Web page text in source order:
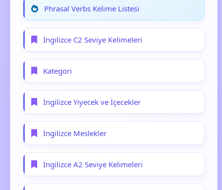
Phrasal Verbs Kelime Listesi
İngilizce C2 Seviye Kelimeleri
Kategori
İngilizce Yiyecek ve İçecekler
İngilizce Meslekler
İngilizce A2 Seviye Kelimeleri